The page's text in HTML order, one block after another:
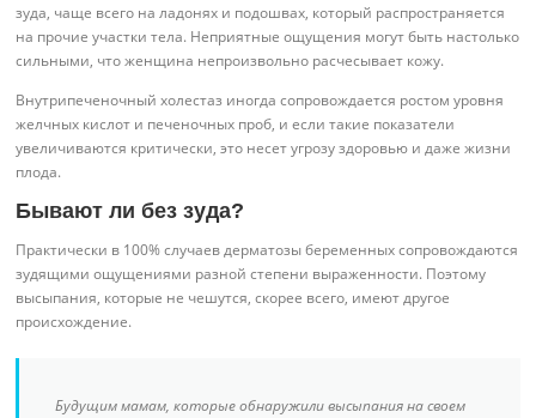
зуда, чаще всего на ладонях и подошвах, который распространяется
на прочие участки тела. Неприятные ощущения могут быть настолько
сильными, что женщина непроизвольно расчесывает кожу.
Внутрипеченочный холестаз иногда сопровождается ростом уровня
желчных кислот и печеночных проб, и если такие показатели
увеличиваются критически, это несет угрозу здоровью и даже жизни
плода.
Бывают ли без зуда?
Практически в 100% случаев дерматозы беременных сопровождаются
зудящими ощущениями разной степени выраженности. Поэтому
высыпания, которые не чешутся, скорее всего, имеют другое
происхождение.
Будущим мамам, которые обнаружили высыпания на своем